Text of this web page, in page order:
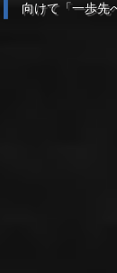
向けて「一歩先